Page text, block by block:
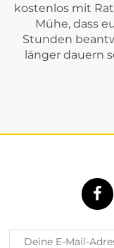
kostenlos mit
Mühe, dass
Stunden
länger dauern